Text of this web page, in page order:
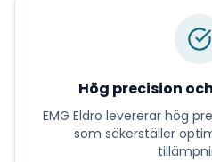
Hög precision
EMG Eldro levererar hög
som säkerställer